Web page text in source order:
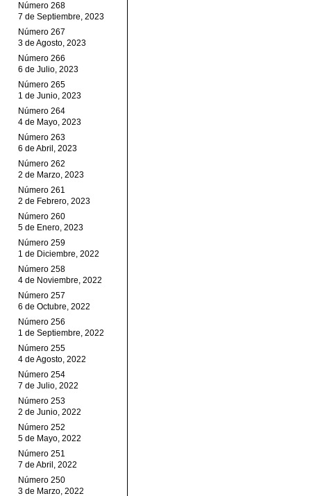
Número 268
7 de Septiembre, 2023
Número 267
3 de Agosto, 2023
Número 266
6 de Julio, 2023
Número 265
1 de Junio, 2023
Número 264
4 de Mayo, 2023
Número 263
6 de Abril, 2023
Número 262
2 de Marzo, 2023
Número 261
2 de Febrero, 2023
Número 260
5 de Enero, 2023
Número 259
1 de Diciembre, 2022
Número 258
4 de Noviembre, 2022
Número 257
6 de Octubre, 2022
Número 256
1 de Septiembre, 2022
Número 255
4 de Agosto, 2022
Número 254
7 de Julio, 2022
Número 253
2 de Junio, 2022
Número 252
5 de Mayo, 2022
Número 251
7 de Abril, 2022
Número 250
3 de Marzo, 2022